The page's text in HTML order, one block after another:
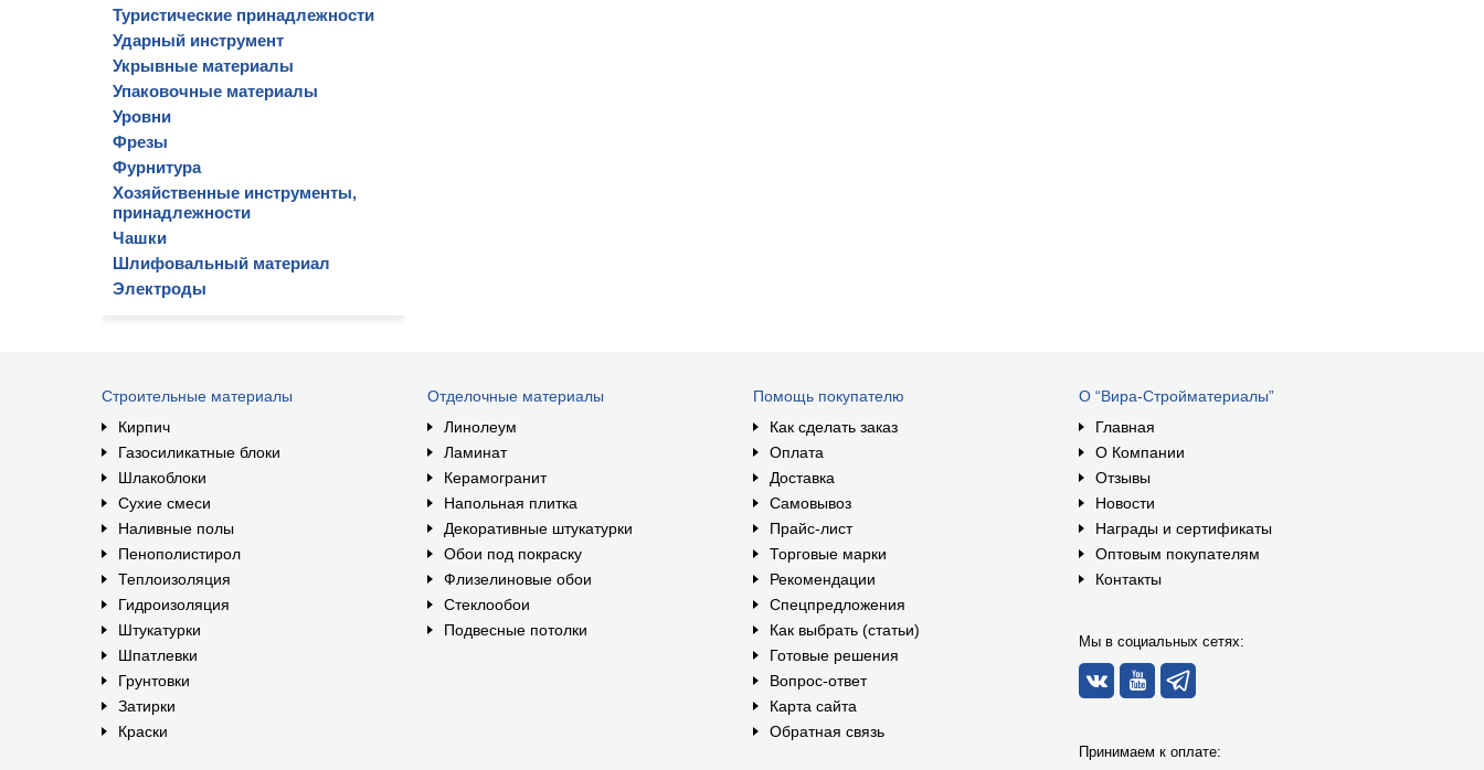
Туристические принадлежности
Ударный инструмент
Укрывные материалы
Упаковочные материалы
Уровни
Фрезы
Фурнитура
Хозяйственные инструменты,
принадлежности
Чашки
Шлифовальный материал
Электроды
Строительные материалы
Кирпич
Газосиликатные блоки
Шлакоблоки
Сухие смеси
Наливные полы
Пенополистирол
Теплоизоляция
Гидроизоляция
Штукатурки
Шпатлевки
Грунтовки
Затирки
Краски
Отделочные материалы
Линолеум
Ламинат
Керамогранит
Напольная плитка
Декоративные штукатурки
Обои под покраску
Флизелиновые обои
Стеклообои
Подвесные потолки
Помощь покупателю
Как сделать заказ
Оплата
Доставка
Самовывоз
Прайс-лист
Торговые марки
Рекомендации
Спецпредложения
Как выбрать (статьи)
Готовые решения
Вопрос-ответ
Карта сайта
Обратная связь
О “Вира-Стройматериалы”
Главная
О Компании
Отзывы
Новости
Награды и сертификаты
Оптовым покупателям
Контакты
Мы в социальных сетях:
Принимаем к оплате: